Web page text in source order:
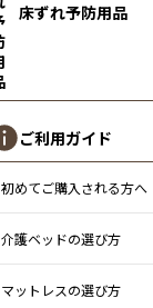
床ずれ予防用品
ご利用ガイド
初めてご購入される方へ
介護ベッドの選び方
マットレスの選び方